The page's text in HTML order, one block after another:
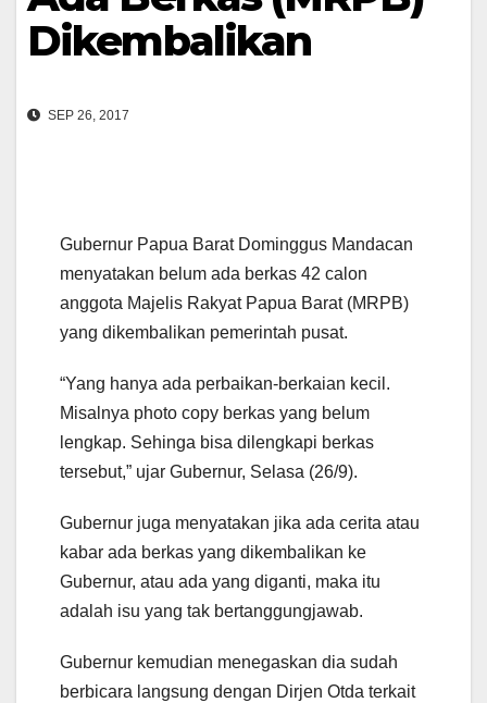
Dikembalikan
SEP 26, 2017
Gubernur Papua Barat Dominggus Mandacan
menyatakan belum ada berkas 42 calon
anggota Majelis Rakyat Papua Barat (MRPB)
yang dikembalikan pemerintah pusat.
“Yang hanya ada perbaikan-berkaian kecil.
Misalnya photo copy berkas yang belum
lengkap. Sehinga bisa dilengkapi berkas
tersebut,” ujar Gubernur, Selasa (26/9).
Gubernur juga menyatakan jika ada cerita atau
kabar ada berkas yang dikembalikan ke
Gubernur, atau ada yang diganti, maka itu
adalah isu yang tak bertanggungjawab.
Gubernur kemudian menegaskan dia sudah
berbicara langsung dengan Dirjen Otda terkait